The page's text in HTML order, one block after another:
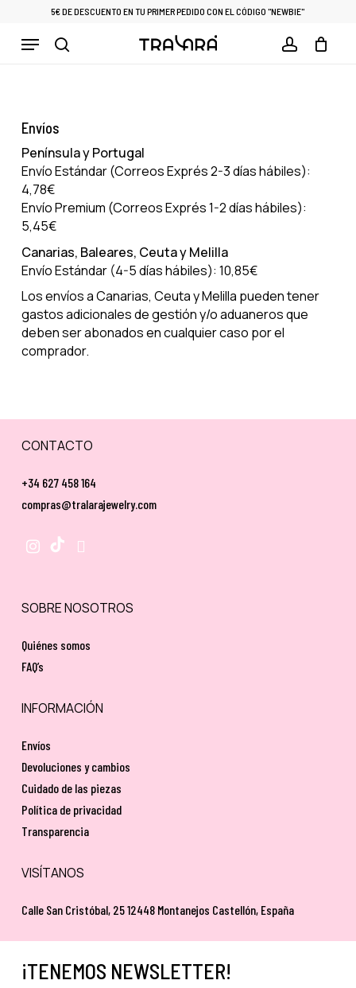
main
5€ DE DESCUENTO EN TU PRIMER PEDIDO CON EL CÓDIGO "NEWBIE"
Menu Cart CLOSE
CART
Envíos
Península y Portugal
Envío Estándar (Correos Exprés 2-3 días hábiles):
4,78€
Envío Premium (Correos Exprés 1-2 días hábiles):
5,45€
Canarias, Baleares, Ceuta y Melilla
Envío Estándar (4-5 días hábiles): 10,85€
Los envíos a Canarias, Ceuta y Melilla pueden tener
gastos adicionales de gestión y/o aduaneros que
deben ser abonados en cualquier caso por el
comprador.
CONTACTO
+34 627 458 164
compras@tralarajewelry.com
SOBRE NOSOTROS
Quiénes somos
FAQ’s
INFORMACIÓN
Envíos
Devoluciones y cambios
Cuidado de las piezas
Política de privacidad
Transparencia
VISÍTANOS
Calle San Cristóbal, 25 12448 Montanejos Castellón, España
¡TENEMOS NEWSLETTER!